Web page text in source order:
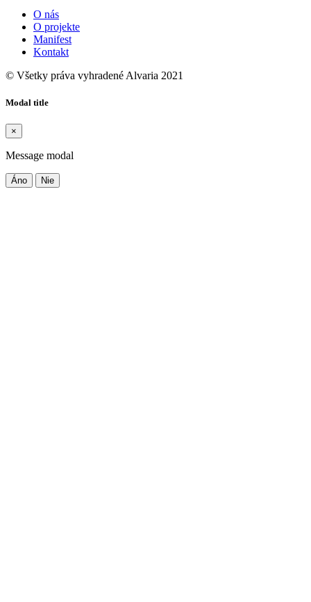
O nás
O projekte
Manifest
Kontakt
© Všetky práva vyhradené Alvaria 2021
Modal title
×
Message modal
Áno Nie